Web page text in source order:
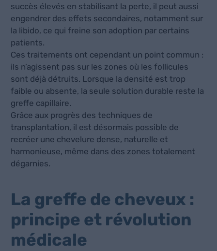
succès élevés en stabilisant la perte, il peut aussi
engendrer des effets secondaires, notamment sur
la libido, ce qui freine son adoption par certains
patients.
Ces traitements ont cependant un point commun :
ils n’agissent pas sur les zones où les follicules
sont déjà détruits. Lorsque la densité est trop
faible ou absente, la seule solution durable reste la
greffe capillaire.
Grâce aux progrès des techniques de
transplantation, il est désormais possible de
recréer une chevelure dense, naturelle et
harmonieuse, même dans des zones totalement
dégarnies.
La greffe de cheveux :
principe et révolution
médicale